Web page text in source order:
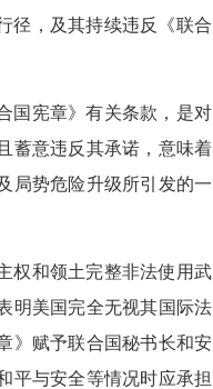
径，及其持续违反《联合
国宪章》有关条款，是对
蓄意违反其承诺，意味着
局势危险升级所引发的一
权和领土完整非法使用武
明美国完全无视其国际法
》赋予联合国秘书长和安
平与安全等情况时应承担